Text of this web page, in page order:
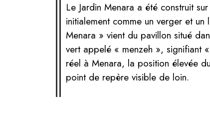
Le Jardin Menara a été construit
initialement comme un verger et
Menara » vient du pavillon situé
vert appelé « menzeh », signifiant
réel à Menara, la position élevée
point de repère visible de loin.